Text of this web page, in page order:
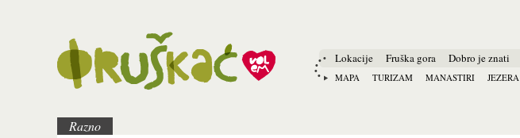
Lokacije
MAPA TURIZAM MANASTIRI JEZERA
Fruška gora Dobro je znati
Razno